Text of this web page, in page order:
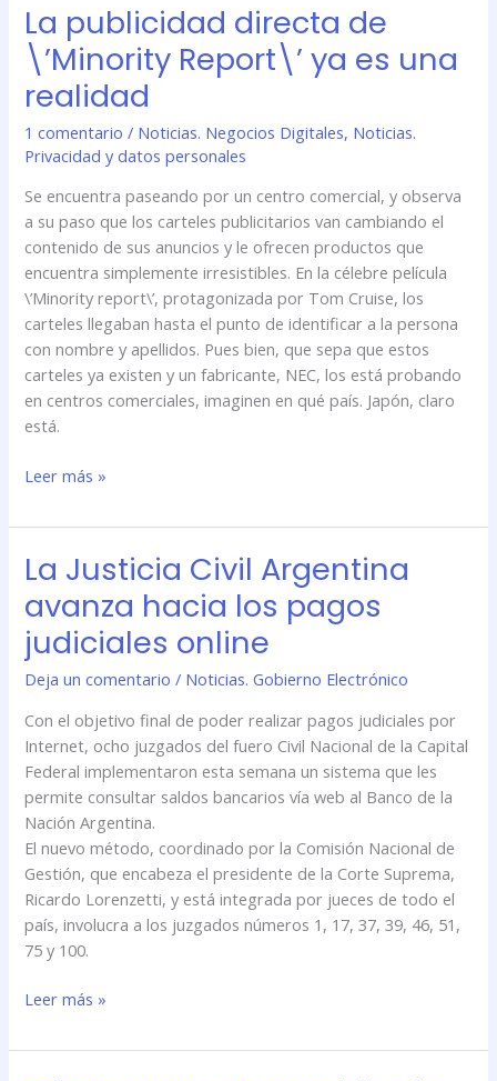
La publicidad directa de
\’Minority Report\’ ya es una
realidad
1 comentario / Noticias. Negocios Digitales, Noticias.
Privacidad y datos personales
Se encuentra paseando por un centro comercial, y observa
a su paso que los carteles publicitarios van cambiando el
contenido de sus anuncios y le ofrecen productos que
encuentra simplemente irresistibles. En la célebre película
\’Minority report\’, protagonizada por Tom Cruise, los
carteles llegaban hasta el punto de identificar a la persona
con nombre y apellidos. Pues bien, que sepa que estos
carteles ya existen y un fabricante, NEC, los está probando
en centros comerciales, imaginen en qué país. Japón, claro
está.
Leer más »
La Justicia Civil Argentina
avanza hacia los pagos
judiciales online
Deja un comentario / Noticias. Gobierno Electrónico
Con el objetivo final de poder realizar pagos judiciales por
Internet, ocho juzgados del fuero Civil Nacional de la Capital
Federal implementaron esta semana un sistema que les
permite consultar saldos bancarios vía web al Banco de la
Nación Argentina.
El nuevo método, coordinado por la Comisión Nacional de
Gestión, que encabeza el presidente de la Corte Suprema,
Ricardo Lorenzetti, y está integrada por jueces de todo el
país, involucra a los juzgados números 1, 17, 37, 39, 46, 51,
75 y 100.
La
Civil
Argentina
avanza
hacia
los
pagos
judiciales
online
Leer más »